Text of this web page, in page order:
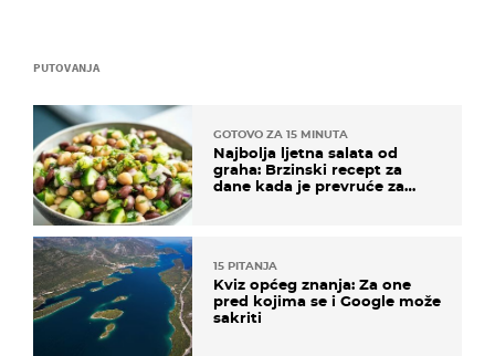
PUTOVANJA
GOTOVO ZA 15 MINUTA
Najbolja ljetna salata od
graha: Brzinski recept za
dane kada je prevruće za
15 PITANJA
Kviz općeg znanja: Za one
pred kojima se i Google može
sakriti